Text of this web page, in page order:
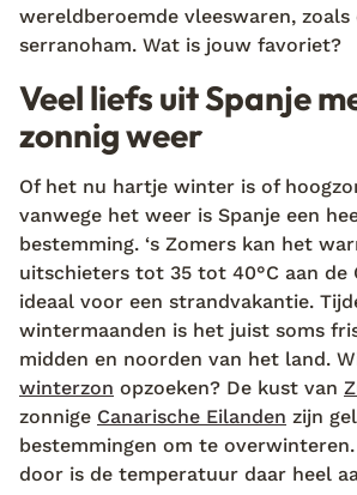
wereldberoemde vleeswaren,
serranoham. Wat is jouw favoriet?
Veel liefs uit Spanje
zonnig weer
Of het nu hartje winter is of
vanwege het weer is Spanje een
bestemming. ‘s Zomers kan het
uitschieters tot 35 tot 40°C aan de
ideaal voor een strandvakantie.
wintermaanden is het juist soms
midden en noorden van het land.
winterzon opzoeken? De kust van
zonnige Canarische Eilanden zijn
bestemmingen om te
door is de temperatuur daar heel